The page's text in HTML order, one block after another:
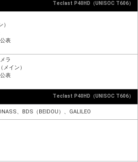
Teclast P40HD（UNISOC T606）
表
ラ
イン）
表
Teclast P40HD（UNISOC T606）
、BDS（BEIDOU）、GALILEO